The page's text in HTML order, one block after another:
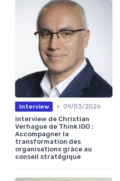
Interview • 09/03/2026
Interview de Christian
Verhague de Think IGO :
Accompagner la
transformation des
organisations grâce au
conseil stratégique